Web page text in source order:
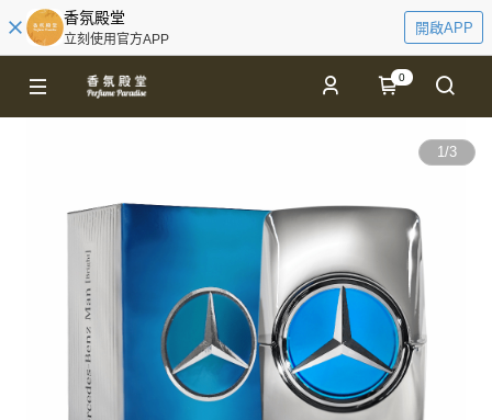
香氛殿堂
立刻使用官方APP
開啟APP
0
1/3